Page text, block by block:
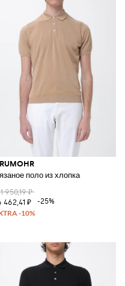
поло из хлопка
950,19 ₽
462,41 ₽
-25%